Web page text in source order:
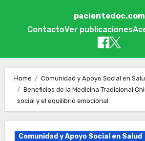
pacientedoc.com
ContactoVer publicaciones
Home
Comunidad y Apoyo Social en
Beneficios de la Medicina Tradicional
social y el equilibrio emocional
Comunidad y Apoyo Social en Salud